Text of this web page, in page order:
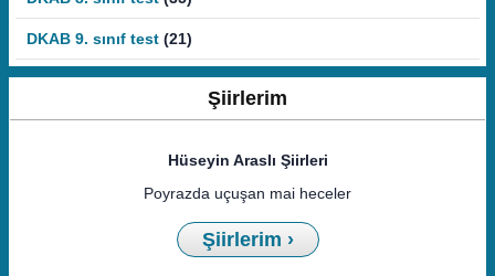
DKAB 9. sınıf test (21)
Şiirlerim
Hüseyin Araslı Şiirleri
Poyrazda uçuşan mai heceler
Şiirlerim ›